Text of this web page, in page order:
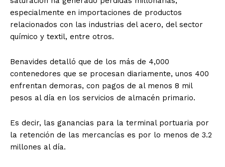
especialmente en importaciones de productos
relacionados con las industrias del acero, del sector
químico y textil, entre otros.
Benavides detalló que de los más de 4,000
contenedores que se procesan diariamente, unos 400
enfrentan demoras, con pagos de al menos 8 mil
pesos al día en los servicios de almacén primario.
Es decir, las ganancias para la terminal portuaria por
la retención de las mercancías es por lo menos de 3.2
millones al día.